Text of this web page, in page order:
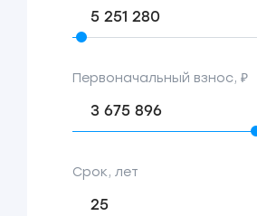
Первоначальный взнос, ₽
Срок, лет